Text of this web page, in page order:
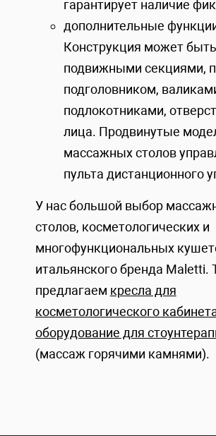
гарантирует наличие
дополнительные
Конструкция может
подвижными секциями,
подголовником,
подлокотниками,
лица. Продвинутые
массажных столов
пульта дистанционного
У нас большой выбор
столов, косметологических и
многофункциональных
итальянского бренда
предлагаем кресла для
косметологического
оборудование для
(массаж горячими камнями).